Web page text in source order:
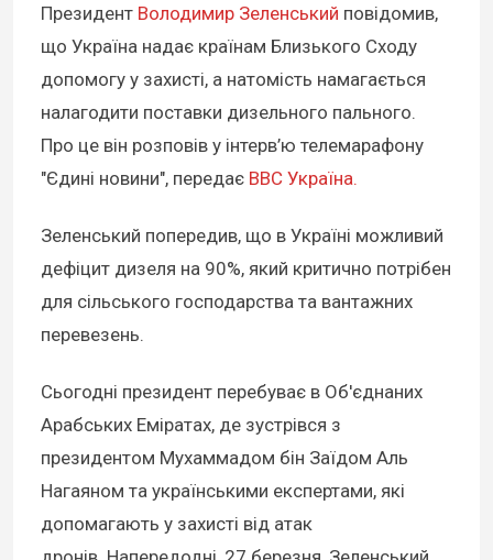
Президент Володимир Зеленський повідомив,
що Україна надає країнам Близького Сходу
допомогу у захисті, а натомість намагається
налагодити поставки дизельного пального.
Про це він розповів у інтерв’ю телемарафону
"Єдині новини", передає BBC Україна.
Зеленський попередив, що в Україні можливий
дефіцит дизеля на 90%, який критично потрібен
для сільського господарства та вантажних
перевезень.
Сьогодні президент перебуває в Об'єднаних
Арабських Еміратах, де зустрівся з
президентом Мухаммадом бін Заїдом Аль
Нагаяном та українськими експертами, які
допомагають у захисті від атак